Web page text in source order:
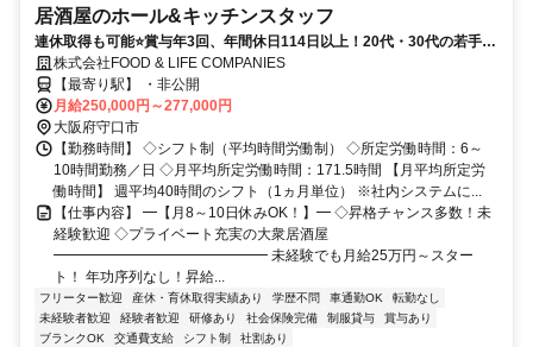
居酒屋のホール&キッチンスタッフ
連休取得も可能⭐賞与年3回、年間休日114日以上！20代・30代の若手が
活躍中！
株式会社FOOD & LIFE COMPANIES
【最寄り駅】 ・非公開
月給250,000円～277,000円
大阪府守口市
【勤務時間】 ◇シフト制（平均時間労働制） ◇所定労働時間：6～
10時間勤務／日 ◇月平均所定労働時間：171.5時間 【月平均所定労
働時間】 週平均40時間のシフト（1ヵ月単位） ※社内システムに...
【仕事内容】 ━【月8～10日休みOK！】━ ◇昇格チャンス多数！未
経験歓迎 ◇プライベート充実の大衆居酒屋
━━━━━━━━━━━━━━━ 未経験でも月給25万円～スター
ト！ 年功序列なし！昇給...
フリーター歓迎 産休・育休取得実績あり 学歴不問 車通勤OK
転勤なし
未経験者歓迎
経験者歓迎 研修あり 社会保険完備 制服貸与
賞与あり
ブランクOK
交通費支給 シフト制 社割あり